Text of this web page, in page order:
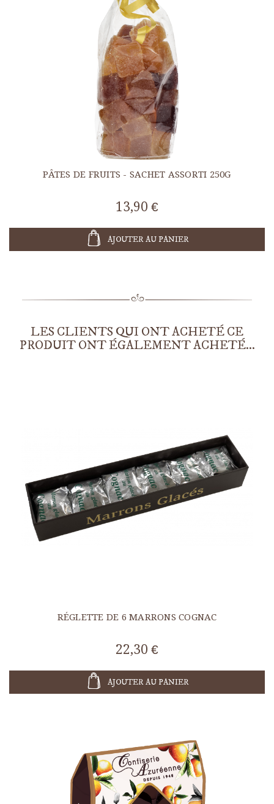
PÂTES DE FRUITS - SACHET ASSORTI 250G
13,90 €
AJOUTER AU PANIER
LES CLIENTS QUI ONT ACHETÉ CE
PRODUIT ONT ÉGALEMENT ACHETÉ...
RÉGLETTE DE 6 MARRONS COGNAC
22,30 €
AJOUTER AU PANIER